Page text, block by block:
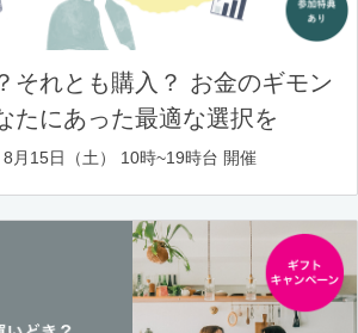
それとも購入？ お金のギモン
たにあった最適な選択を
月15日（土） 10時~19時台 開催